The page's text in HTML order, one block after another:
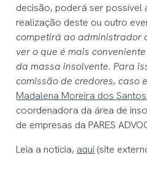
decisão, poderá ser possível
realização deste ou outro
competirá ao administrador
ver o que é mais
da massa insolvente. Para
comissão de credores, caso
Madalena Moreira dos Santos
coordenadora da área de
de empresas da PARES
Leia a notícia, aqui (site